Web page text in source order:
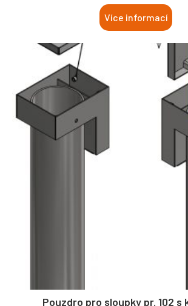
Více informací
Pouzdro pro sloupky pr. 102 s